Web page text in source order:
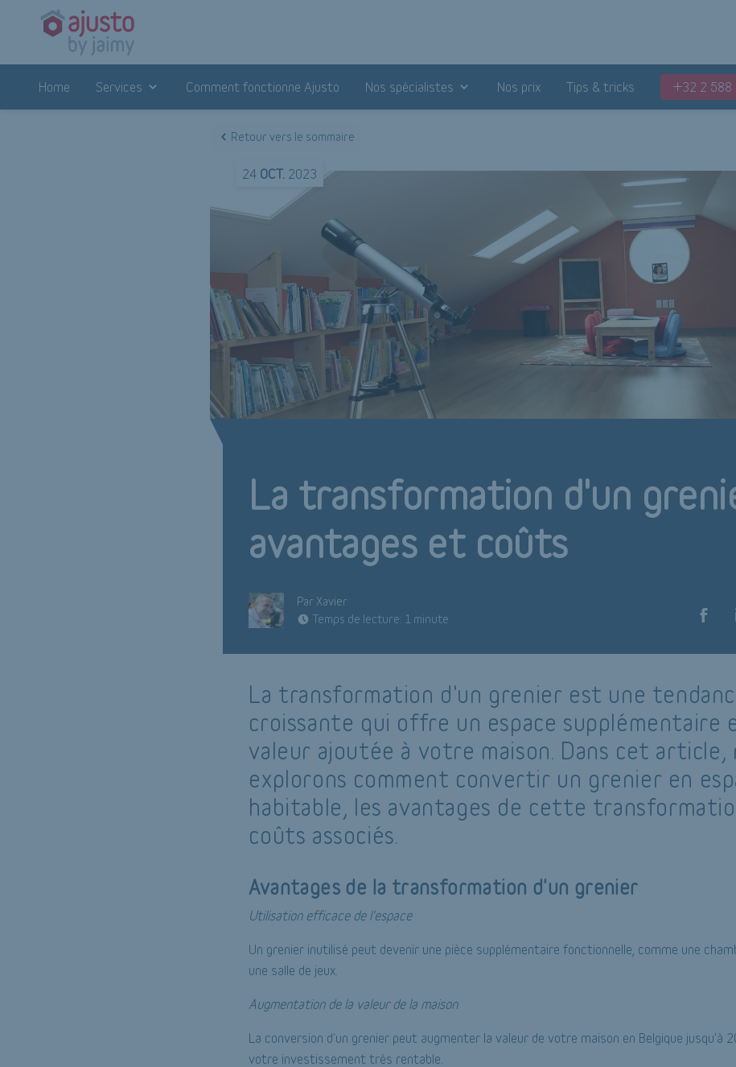
Home Services Comment fonctionne Ajusto Nos spécialistes Nos prix Tips & tricks +32 2 588
Retour vers le sommaire
24 OCT. 2023
La transformation d'un
avantages et coûts
Par Xavier
Temps de lecture: 1 minute
La transformation d'un grenier est une
croissante qui offre un espace supplémentaire
valeur ajoutée à votre maison. Dans cet article,
explorons comment convertir un grenier en
habitable, les avantages de cette
coûts associés.
Avantages de la transformation d'un grenier
Utilisation efficace de l'espace
Un grenier inutilisé peut devenir une pièce supplémentaire fonctionnelle, comme une
une salle de jeux.
Augmentation de la valeur de la maison
La conversion d'un grenier peut augmenter la valeur de votre maison en Belgique jusqu'à
votre investissement très rentable.